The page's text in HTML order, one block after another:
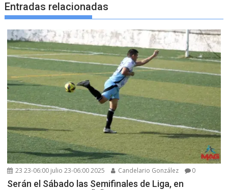
Entradas relacionadas
23 23-06:00 julio 23-06:00 2025 Candelario González 0
Serán el Sábado las Semifinales de Liga, en